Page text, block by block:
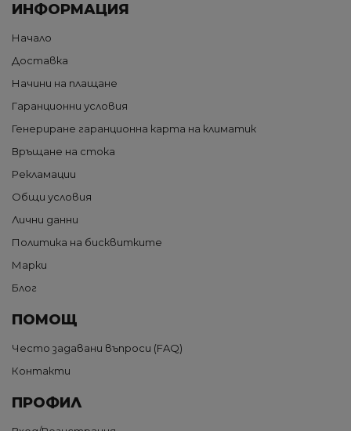
ИНФОРМАЦИЯ
Начало
Доставка
Начини на плащане
Гаранционни условия
Генериране гаранционна карта на климатик
Връщане на стока
Рекламации
Общи условия
Лични данни
Политика на бисквитките
Марки
Блог
ПОМОЩ
Често задавани въпроси (FAQ)
Контакти
ПРОФИЛ